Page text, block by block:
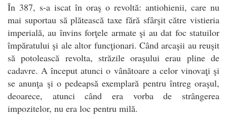
În 387, s-a iscat în oraş o revoltă: antiohienii, care nu
mai suportau să plătească taxe fără sfârşit către vistieria
imperială, au învins forţele armate şi au dat foc statuilor
împăratului şi ale altor funcţionari. Când arcaşii au reuşit
să potolească revolta, străzile oraşului erau pline de
cadavre. A început atunci o vânătoare a celor vinovaţi şi
se anunţa şi o pedeapsă exemplară pentru întreg oraşul,
deoarece, atunci când era vorba de strângerea
impozitelor, nu era loc pentru milă.